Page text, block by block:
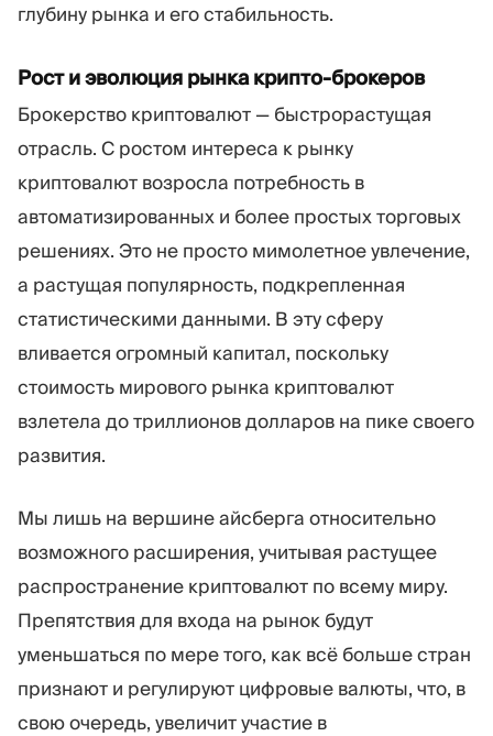
глубину рынка и его стабильность.
Рост и эволюция рынка крипто-брокеров
Брокерство криптовалют — быстрорастущая
отрасль. С ростом интереса к рынку
криптовалют возросла потребность в
автоматизированных и более простых торговых
решениях. Это не просто мимолетное увлечение,
а растущая популярность, подкрепленная
статистическими данными. В эту сферу
вливается огромный капитал, поскольку
стоимость мирового рынка криптовалют
взлетела до триллионов долларов на пике своего
развития.
Мы лишь на вершине айсберга относительно
возможного расширения, учитывая растущее
распространение криптовалют по всему миру.
Препятствия для входа на рынок будут
уменьшаться по мере того, как всё больше стран
признают и регулируют цифровые валюты, что, в
свою очередь, увеличит участие в